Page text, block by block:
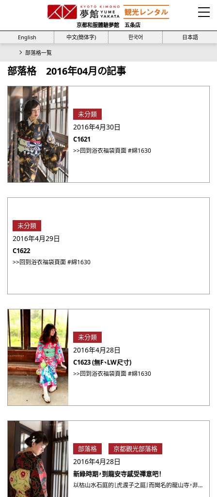
京都和服體驗夢館 五条店
English
中文(簡体字) 한국어 日本語
部落格一覧
部落格 2016年04月の記事
未分類
2016年4月30日
C1621
>>回到浴衣福袋頁面 #綿1630
未分類
2016年4月29日
C1622
>>回到浴衣福袋頁面 #綿1630
未分類
2016年4月28日
C1623 (無F、LW尺寸)
>>回到浴衣福袋頁面 #綿1630
部落格 京都觀光部落格
2016年4月28日
新綠時期，到龍安寺感受禪意吧！
以枯山水石庭的［虎渡子之庭］而聞名的龍山寺，非常適合靜下心來感受其中的禪意，特別是石庭是以１５個石頭排列而成， ・・・